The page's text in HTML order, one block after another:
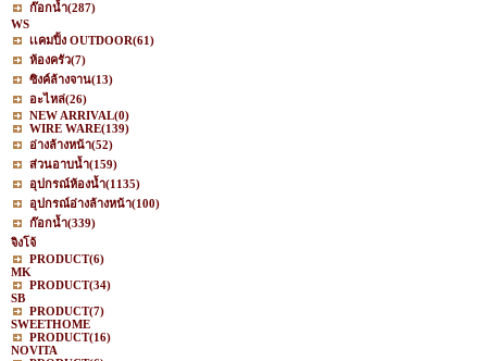
ก๊อกน้ำ(287)
WS
เเคมปิ้ง OUTDOOR(61)
ห้องครัว(7)
ซิงค์ล้างจาน(13)
อะไหล่(26)
NEW ARRIVAL(0)
WIRE WARE(139)
อ่างล้างหน้า(52)
ส่วนอาบน้ำ(159)
อุปกรณ์ห้องน้ำ(1135)
อุปกรณ์อ่างล้างหน้า(100)
ก๊อกน้ำ(339)
จิงโจ้
PRODUCT(6)
MK
PRODUCT(34)
SB
PRODUCT(7)
SWEETHOME
PRODUCT(16)
NOVITA